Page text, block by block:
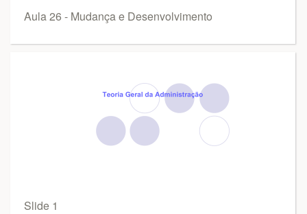
Aula 26 - Mudança e Desenvolvimento
Slide 1